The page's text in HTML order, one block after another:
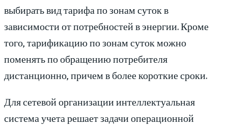
выбирать вид тарифа по зонам суток в
зависимости от потребностей в энергии. Кроме
того, тарификацию по зонам суток можно
поменять по обращению потребителя
дистанционно, причем в более короткие сроки.
Для сетевой организации интеллектуальная
система учета решает задачи операционной